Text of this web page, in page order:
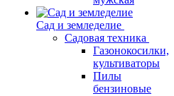
Сад и земледелие
Садовая техника
Газонокосилки,
культиваторы
Пилы
бензиновые